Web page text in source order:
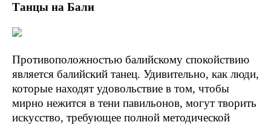
Танцы на Бали
Противоположностью балийскому спокойствию
является балийский танец. Удивительно, как люди,
которые находят удовольствие в том, чтобы
мирно нежится в тени павильонов, могут творить
искусство, требующее полной методической